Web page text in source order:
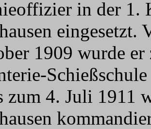
in der 1.
1909 wurde
zum 4. Juli 1911